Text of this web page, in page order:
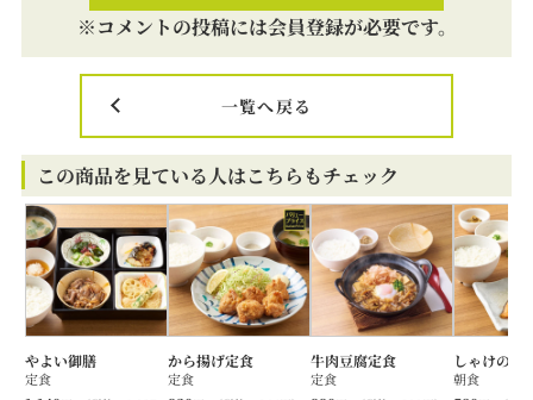
※コメントの投稿には会員登録が必要です。
一覧へ戻る
この商品を見ている人はこちらもチェック
やよい御膳
定食
から揚げ定食
定食
牛肉豆腐定食
定食
しゃけの塩
朝食